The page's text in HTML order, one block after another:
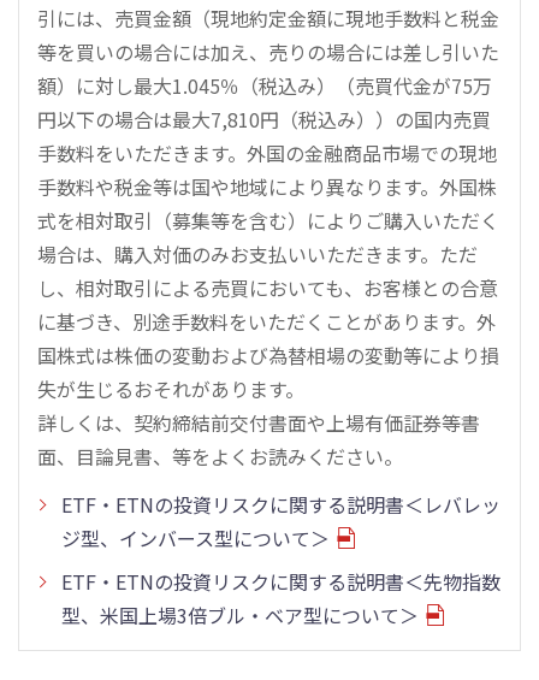
引には、売買金額（現地約定金額に現地手数料と税金
等を買いの場合には加え、売りの場合には差し引いた
額）に対し最大1.045％（税込み）（売買代金が75万
円以下の場合は最大7,810円（税込み））の国内売買
手数料をいただきます。外国の金融商品市場での現地
手数料や税金等は国や地域により異なります。外国株
式を相対取引（募集等を含む）によりご購入いただく
場合は、購入対価のみお支払いいただきます。ただ
し、相対取引による売買においても、お客様との合意
に基づき、別途手数料をいただくことがあります。外
国株式は株価の変動および為替相場の変動等により損
失が生じるおそれがあります。
詳しくは、契約締結前交付書面や上場有価証券等書
面、目論見書、等をよくお読みください。
ETF・ETNの投資リスクに関する説明書＜レバレッ
ジ型、インバース型について＞
ETF・ETNの投資リスクに関する説明書＜先物指数
型、米国上場3倍ブル・ベア型について＞